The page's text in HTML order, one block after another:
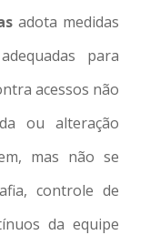
adota medidas
para
acessos não
ou alteração
mas não se
controle de
da equipe